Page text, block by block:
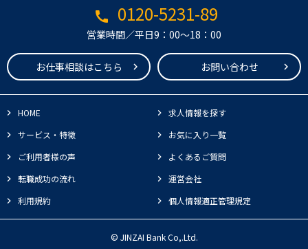
call 0120-5231-89
営業時間／平日9：00～18：00
お仕事相談はこちら お問い合わせ
HOME
求人情報を探す
サービス・特徴
お気に入り一覧
ご利用者様の声
よくあるご質問
転職成功の流れ
運営会社
利用規約
個人情報適正管理規定
© JINZAI Bank Co,.Ltd.